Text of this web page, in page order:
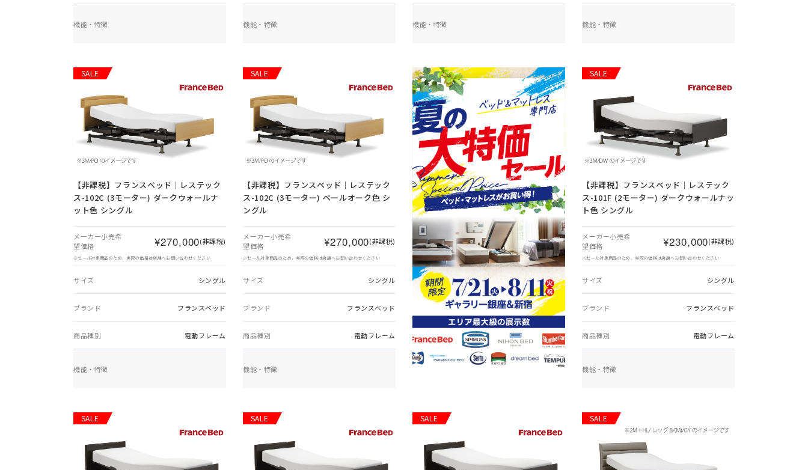
機能・特徴 機能・特徴 機能・特徴 機能・特徴
SALE
【非課税】 フランスベッド｜レステック
ス-102C (3モーター) ダークウォールナ
ット色 シングル
メーカー小売希
望価格
¥270,000(非課税)
※セール対象商品のため、実際の価格は店舗へお問い合わせください
サイズ シングル
ブランド フランスベッド
商品種別 電動フレーム
機能・特徴
SALE
【非課税】 フランスベッド｜レステック
ス-102C (3モーター) ペールオーク色 シ
ングル
メーカー小売希
望価格
¥270,000(非課税)
※セール対象商品のため、実際の価格は店舗へお問い合わせください
サイズ シングル
ブランド フランスベッド
商品種別 電動フレーム
機能・特徴
SALE
【非課税】 フランスベッド｜レステック
ス-101F (2モーター) ダークウォールナッ
ト色 シングル
メーカー小売希
望価格
¥230,000(非課税)
※セール対象商品のため、実際の価格は店舗へお問い合わせください
サイズ シングル
ブランド フランスベッド
商品種別 電動フレーム
機能・特徴
SALE SALE SALE SALE